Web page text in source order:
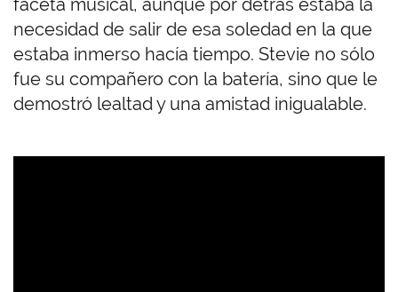
faceta musical, aunque por detrás estaba la
necesidad de salir de esa soledad en la que
estaba inmerso hacía tiempo. Stevie no sólo
fue su compañero con la batería, sino que le
demostró lealtad y una amistad inigualable.